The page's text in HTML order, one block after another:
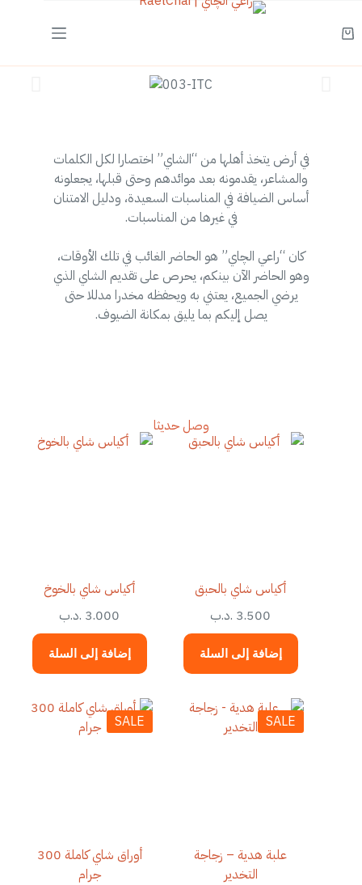
في أرض يتخذ أهلها من “الشاي” اختصارا لكل الكلمات
والمشاعر، يقدمونه بعد موائدهم وحتى قبلها، يجعلونه
أساس الضيافة في المناسبات السعيدة، ودليل الامتنان
في غيرها من المناسبات.
كان “راعي الچاي” هو الحاضر الغائب في تلك الأوقات،
وهو الحاضر الآن بينكم، يحرص على تقديم الشاي الذي
يرضي الجميع، يعتني به ويحفظه مخدرا مدللا حتى
يصل إليكم بما يليق بمكانة الضيوف.
وصل حديثا
أكياس شاي بالحبق
3.500 .د.ب
إضافة إلى السلة
أكياس شاي بالخوخ
3.000 .د.ب
إضافة إلى السلة
SALE
علبة هدية – زجاجة
التخدير
SALE
أوراق شاي كاملة 300
جرام